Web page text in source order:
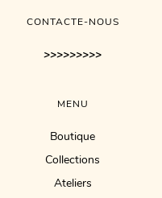
CONTACTE-NOUS
>>>>>>>>>
MENU
Boutique
Collections
Ateliers